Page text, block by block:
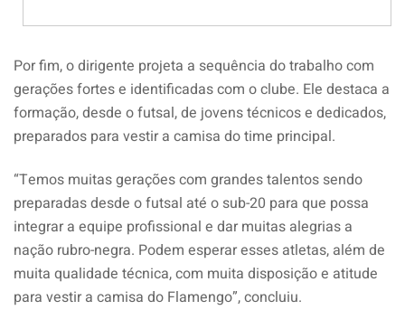
Por fim, o dirigente projeta a sequência do trabalho com
gerações fortes e identificadas com o clube. Ele destaca a
formação, desde o futsal, de jovens técnicos e dedicados,
preparados para vestir a camisa do time principal.
“Temos muitas gerações com grandes talentos sendo
preparadas desde o futsal até o sub-20 para que possa
integrar a equipe profissional e dar muitas alegrias a
nação rubro-negra. Podem esperar esses atletas, além de
muita qualidade técnica, com muita disposição e atitude
para vestir a camisa do Flamengo”, concluiu.